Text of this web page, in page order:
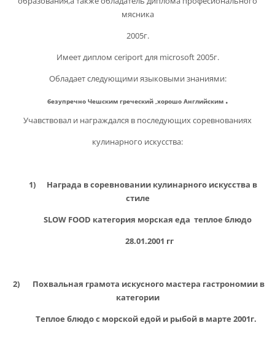
мясника
2005г.
Имеет диплом ceriport для microsoft 2005г.
Обладает следующими языковыми знаниями:
безупречно Чешским греческий,хорошо Английским .
Учавствовал и награждался в последующих соревнованиях
кулинарного искусства:
1) Награда в соревновании кулинарного искусства в
стиле
SLOW FOOD категория морская еда теплое блюдо
28.01.2001 гг
2) Похвальная грамота искусного мастера гастрономии в
категории
Теплое блюдо с морской едой и рыбой в марте 2001г.